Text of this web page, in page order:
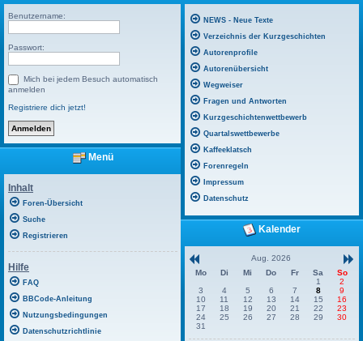
Benutzername:
Passwort:
Mich bei jedem Besuch automatisch
anmelden
Registriere dich jetzt!
Menü
Inhalt
Foren-Übersicht
Suche
Registrieren
Hilfe
FAQ
BBCode-Anleitung
Nutzungsbedingungen
Datenschutzrichtlinie
NEWS - Neue Texte
Verzeichnis der Kurzgeschichten
Autorenprofile
Autorenübersicht
Wegweiser
Fragen und Antworten
Kurzgeschichtenwettbewerb
Quartalswettbewerbe
Kaffeeklatsch
Forenregeln
Impressum
Datenschutz
Kalender
Aug. 2026
Mo
Di Mi Do Fr Sa
So
1
2
3
4 5 6 7 8
9
10
11 12 13 14 15
16
17
18 19 20 21 22
23
24
25 26 27 28 29
30
31